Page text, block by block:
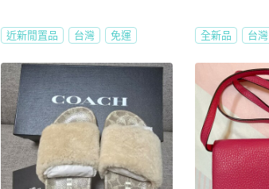
近新閒置品 台灣 免運 全新品 台灣